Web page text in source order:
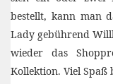
bestellt, kann man
Lady gebührend
wieder das
Kollektion. Viel Spaß